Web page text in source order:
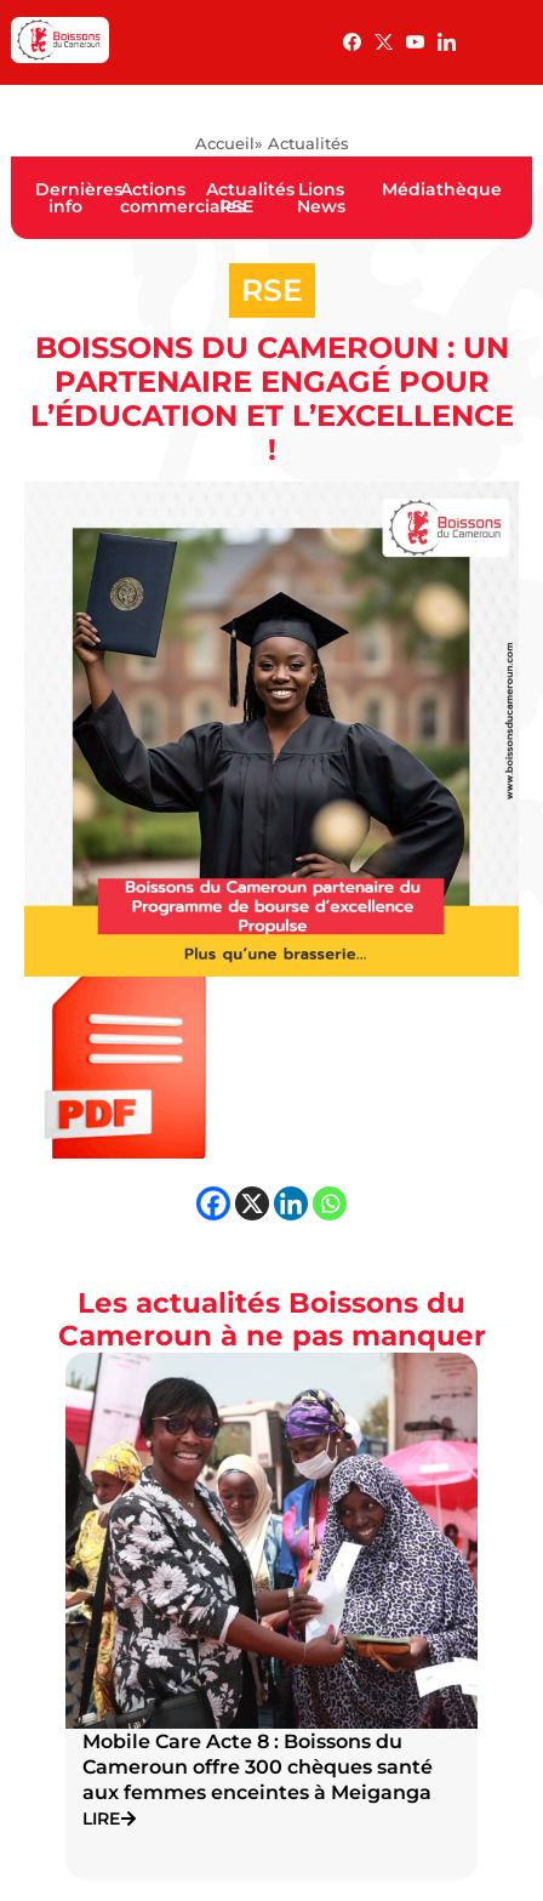
Accueil» Actualités
Dernières
info
Actions
commerciales
Actualités
RSE
Lions
News
Médiathèque
RSE
BOISSONS DU CAMEROUN : UN
PARTENAIRE ENGAGÉ POUR
L’ÉDUCATION ET L’EXCELLENCE
!
Les actualités Boissons du
Cameroun à ne pas manquer
Mobile Care Acte 8 : Boissons du
Cameroun offre 300 chèques santé
aux femmes enceintes à Meiganga
LIRE